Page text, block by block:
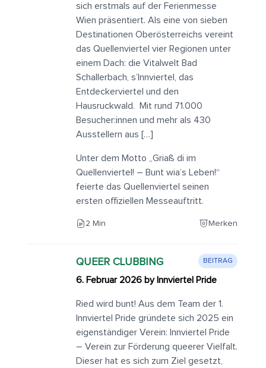
sich erstmals auf der Ferienmesse
Wien präsentiert. Als eine von sieben
Destinationen Oberösterreichs vereint
das Quellenviertel vier Regionen unter
einem Dach: die Vitalwelt Bad
Schallerbach, s’Innviertel, das
Entdeckerviertel und den
Hausruckwald. Mit rund 71.000
Besucher:innen und mehr als 430
Ausstellern aus […]
Unter dem Motto „Griaß di im
Quellenviertel! – Bunt wia’s Leben!“
feierte das Quellenviertel seinen
ersten offiziellen Messeauftritt.
2 Min Merken
QUEER CLUBBING BEITRAG
6. Februar 2026 by Innviertel Pride
Ried wird bunt! Aus dem Team der 1.
Innviertel Pride gründete sich 2025 ein
eigenständiger Verein: Innviertel Pride
– Verein zur Förderung queerer Vielfalt.
Dieser hat es sich zum Ziel gesetzt,